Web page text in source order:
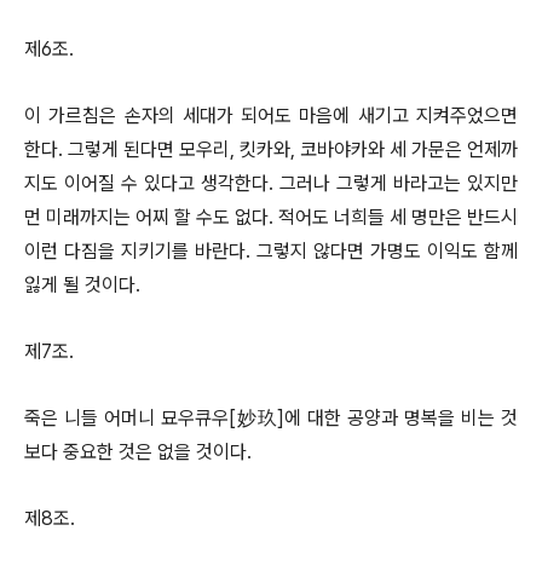
제6조.
이 가르침은 손자의 세대가 되어도 마음에 새기고 지켜주었으면
한다. 그렇게 된다면 모우리, 킷카와, 코바야카와 세 가문은 언제까
지도 이어질 수 있다고 생각한다. 그러나 그렇게 바라고는 있지만
먼 미래까지는 어찌 할 수도 없다. 적어도 너희들 세 명만은 반드시
이런 다짐을 지키기를 바란다. 그렇지 않다면 가명도 이익도 함께
잃게 될 것이다.
제7조.
죽은 니들 어머니 묘우큐우[妙玖]에 대한 공양과 명복을 비는 것
보다 중요한 것은 없을 것이다.
제8조.